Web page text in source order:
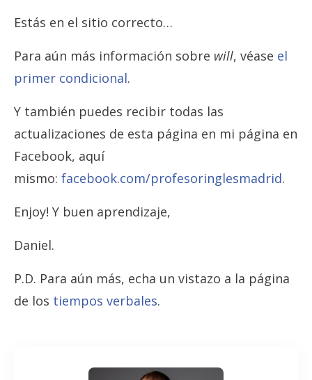
Estás en el sitio correcto…
Para aún más información sobre will, véase el
primer condicional.
Y también puedes recibir todas las
actualizaciones de esta página en mi página en
Facebook, aquí
mismo: facebook.com/profesoringlesmadrid.
Enjoy! Y buen aprendizaje,
Daniel.
P.D. Para aún más, echa un vistazo a la página
de los tiempos verbales.